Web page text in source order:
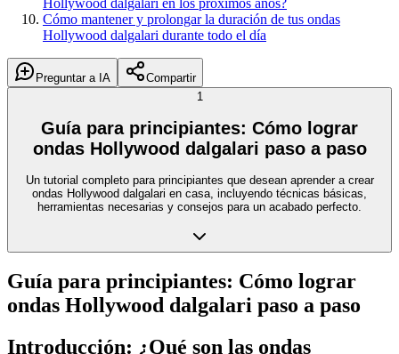
Hollywood dalgalari en los próximos años?
Cómo mantener y prolongar la duración de tus ondas
Hollywood dalgalari durante todo el día
Preguntar a IA
Compartir
1
Guía para principiantes: Cómo lograr
ondas Hollywood dalgalari paso a paso
Un tutorial completo para principiantes que desean aprender a crear
ondas Hollywood dalgalari en casa, incluyendo técnicas básicas,
herramientas necesarias y consejos para un acabado perfecto.
Guía para principiantes: Cómo lograr
ondas Hollywood dalgalari paso a paso
Introducción: ¿Qué son las ondas